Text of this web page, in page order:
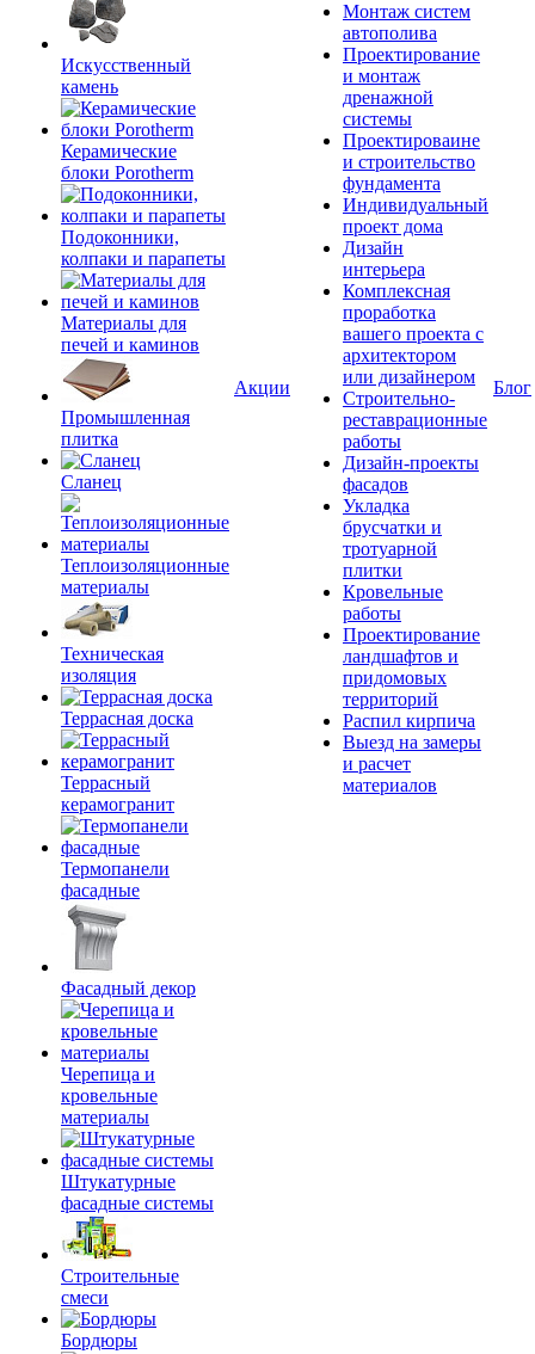
Искусственный
камень
Керамические
блоки Porotherm
Подоконники,
колпаки и парапеты
Материалы для
печей и каминов
Промышленная
плитка
Сланец
Теплоизоляционные
материалы
Техническая
изоляция
Террасная доска
Террасный
керамогранит
Термопанели
фасадные
Фасадный декор
Черепица и
кровельные
материалы
Штукатурные
фасадные системы
Строительные
смеси
Бордюры
Акции
Монтаж систем
автополива
Проектирование
и монтаж
дренажной
системы
Проектироваине
и строительство
фундамента
Индивидуальный
проект дома
Дизайн
интерьера
Комплексная
проработка
вашего проекта с
архитектором
или дизайнером
Строительно-
реставрационные
работы
Дизайн-проекты
фасадов
Укладка
брусчатки и
тротуарной
плитки
Кровельные
работы
Проектирование
ландшафтов и
придомовых
территорий
Распил кирпича
Выезд на замеры
и расчет
материалов
Блог